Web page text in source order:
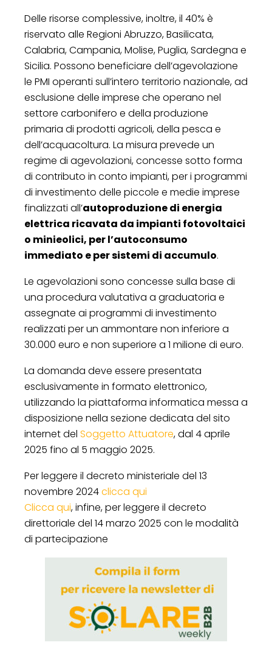
Delle risorse complessive, inoltre, il 40% è
riservato alle Regioni Abruzzo, Basilicata,
Calabria, Campania, Molise, Puglia, Sardegna e
Sicilia. Possono beneficiare dell’agevolazione
le PMI operanti sull’intero territorio nazionale, ad
esclusione delle imprese che operano nel
settore carbonifero e della produzione
primaria di prodotti agricoli, della pesca e
dell’acquacoltura. La misura prevede un
regime di agevolazioni, concesse sotto forma
di contributo in conto impianti, per i programmi
di investimento delle piccole e medie imprese
finalizzati all’autoproduzione di energia
elettrica ricavata da impianti fotovoltaici
o minieolici, per l’autoconsumo
immediato e per sistemi di accumulo.
Le agevolazioni sono concesse sulla base di
una procedura valutativa a graduatoria e
assegnate ai programmi di investimento
realizzati per un ammontare non inferiore a
30.000 euro e non superiore a 1 milione di euro.
La domanda deve essere presentata
esclusivamente in formato elettronico,
utilizzando la piattaforma informatica messa a
disposizione nella sezione dedicata del sito
internet del Soggetto Attuatore, dal 4 aprile
2025 fino al 5 maggio 2025.
Per leggere il decreto ministeriale del 13
novembre 2024clicca qui
Clicca qui, infine, per leggere il decreto
direttoriale del 14 marzo 2025 con le modalità
di partecipazione